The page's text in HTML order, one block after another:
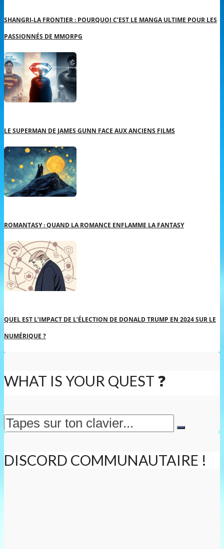
SHANGRI-LA FRONTIER : POURQUOI C’EST LE MANGA ULTIME POUR LES
PASSIONNÉS DE MMORPG
LE SUPERMAN DE JAMES GUNN FACE AUX ANCIENS FILMS
ROMANTASY : QUAND LA ROMANCE ENFLAMME LA FANTASY
QUEL EST L’IMPACT DE L’ÉLECTION DE DONALD TRUMP EN 2024 SUR LE
NUMÉRIQUE ?
WHAT IS YOUR QUEST ❓
DISCORD COMMUNAUTAIRE !